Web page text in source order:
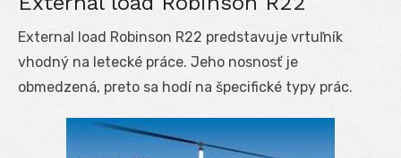
External load Robinson R22 predstavuje vrtuľník
vhodný na letecké práce. Jeho nosnosť je
obmedzená, preto sa hodí na špecifické typy prác.